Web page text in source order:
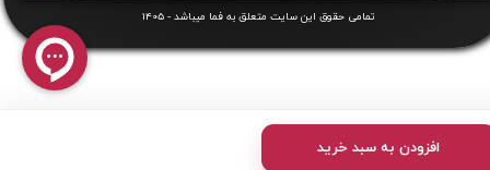
افزودن به سبد خرید
​تمامی حقوق این سایت متعلق بهفما میباشد -1405